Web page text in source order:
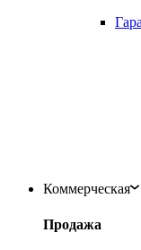
Коммерческая
Продажа